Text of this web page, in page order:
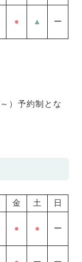
● ▲ ー
）予約制とな
金 土 日
● ● ー